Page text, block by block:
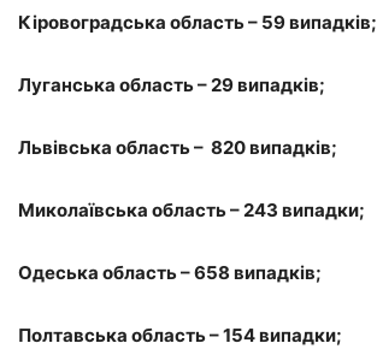
Кіровоградська область – 59 випадків;
Луганська область – 29 випадків;
Львівська область – 820 випадків;
Миколаївська область – 243 випадки;
Одеська область – 658 випадків;
Полтавська область – 154 випадки;